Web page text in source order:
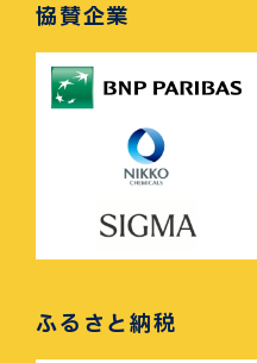
協賛企業
ふるさと納税